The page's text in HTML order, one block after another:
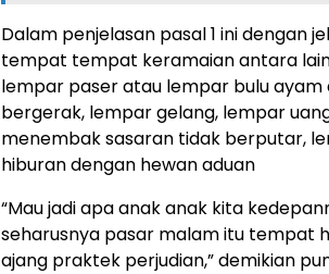
Dalam penjelasan pasal 1 ini dengan
tempat tempat keramaian antara
lempar paser atau lempar bulu ayam
bergerak, lempar gelang, lempar
menembak sasaran tidak berputar,
hiburan dengan hewan aduan
“Mau jadi apa anak anak kita
seharusnya pasar malam itu tempat
ajang praktek perjudian,” demikian